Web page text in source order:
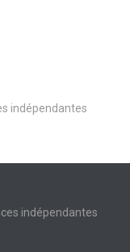
indépendantes
indépendantes